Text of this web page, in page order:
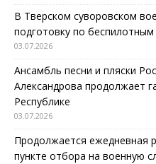
В Тверском суворовском
подготовку по
03.07.2026
Ансамбль песни и пляски
Александрова продолжает
Республике
03.07.2026
Продолжается ежедневная
пункте отбора на военную